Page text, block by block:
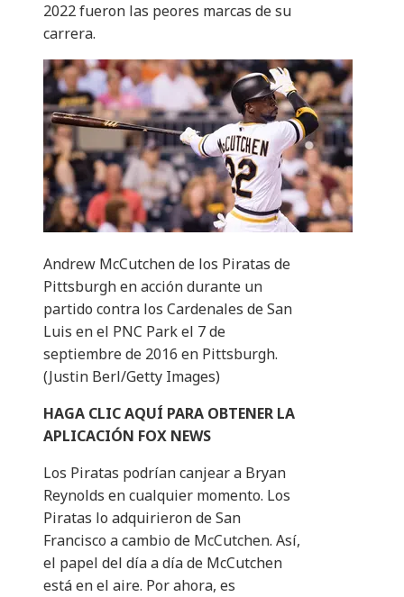
2022 fueron las peores marcas de su
carrera.
Andrew McCutchen de los Piratas de
Pittsburgh en acción durante un
partido contra los Cardenales de San
Luis en el PNC Park el 7 de
septiembre de 2016 en Pittsburgh.
(Justin Berl/Getty Images)
HAGA CLIC AQUÍ PARA OBTENER LA
APLICACIÓN FOX NEWS
Los Piratas podrían canjear a Bryan
Reynolds en cualquier momento. Los
Piratas lo adquirieron de San
Francisco a cambio de McCutchen. Así,
el papel del día a día de McCutchen
está en el aire. Por ahora, es